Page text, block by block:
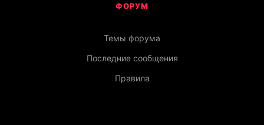
ФОРУМ
Темы форума
Последние сообщения
Правила